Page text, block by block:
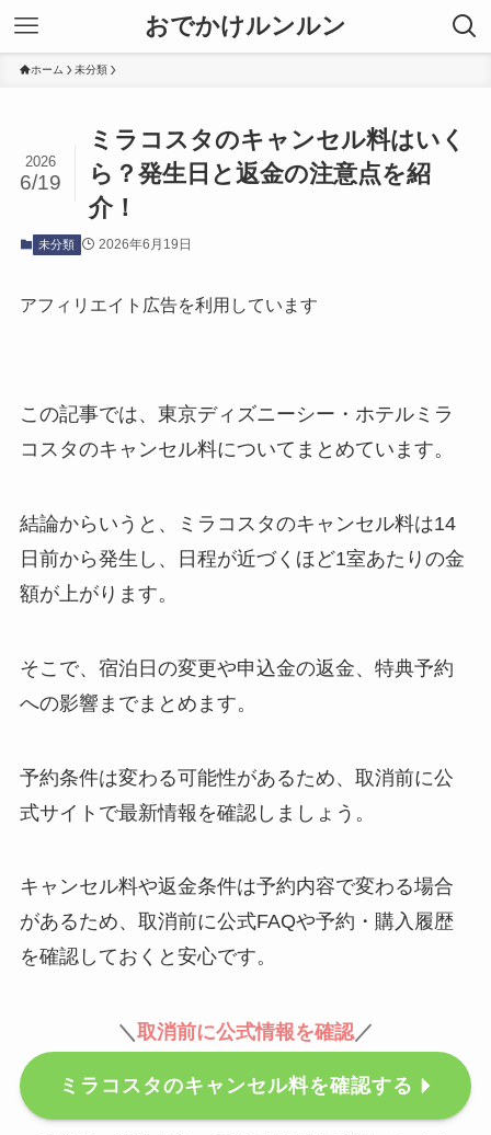
おでかけルンルン
ホーム 未分類
ミラコスタのキャンセル料はいく
ら？発生日と返金の注意点を紹
介！
2026
6/19
未分類 2026年6月19日
アフィリエイト広告を利用しています
この記事では、東京ディズニーシー・ホテルミラ
コスタのキャンセル料についてまとめています。
結論からいうと、ミラコスタのキャンセル料は14
日前から発生し、日程が近づくほど1室あたりの金
額が上がります。
そこで、宿泊日の変更や申込金の返金、特典予約
への影響までまとめます。
予約条件は変わる可能性があるため、取消前に公
式サイトで最新情報を確認しましょう。
キャンセル料や返金条件は予約内容で変わる場合
があるため、取消前に公式FAQや予約・購入履歴
を確認しておくと安心です。
＼取消前に公式情報を確認／
ミラコスタのキャンセル料を確認する